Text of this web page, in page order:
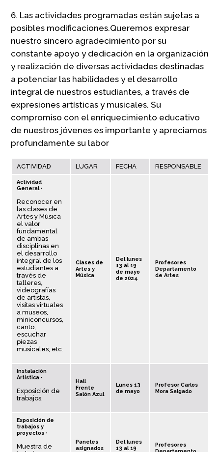
6. Las actividades programadas están sujetas a
posibles modificaciones.Queremos expresar
nuestro sincero agradecimiento por su
constante apoyo y dedicación en la organización
y realización de diversas actividades destinadas
a potenciar las habilidades y el desarrollo
integral de nuestros estudiantes, a través de
expresiones artísticas y musicales. Su
compromiso con el enriquecimiento educativo
de nuestros jóvenes es importante y apreciamos
profundamente su labor
ACTIVIDAD LUGAR FECHA RESPONSABLE
Actividad
General ∙
Reconocer en
las clases de
Artes y Música
el valor
fundamental
de ambas
disciplinas en
el desarrollo
integral de los
estudiantes a
través de
talleres,
videografías
de artistas,
visitas virtuales
a museos,
miniconcursos,
canto,
escuchar
piezas
musicales, etc.
Clases de
Artes y
Música
Del lunes
13 al 19
de mayo
de 2024
Profesores
Departamento
de Artes
Instalación
Artística ∙
Exposición de
trabajos.
Hall
Frente
Salón Azul
Lunes 13
de mayo
Profesor Carlos
Mora Salgado
Exposición de
trabajos y
proyectos ∙
Muestra de
Paneles
asignados
Del lunes
13 al 19
Profesores